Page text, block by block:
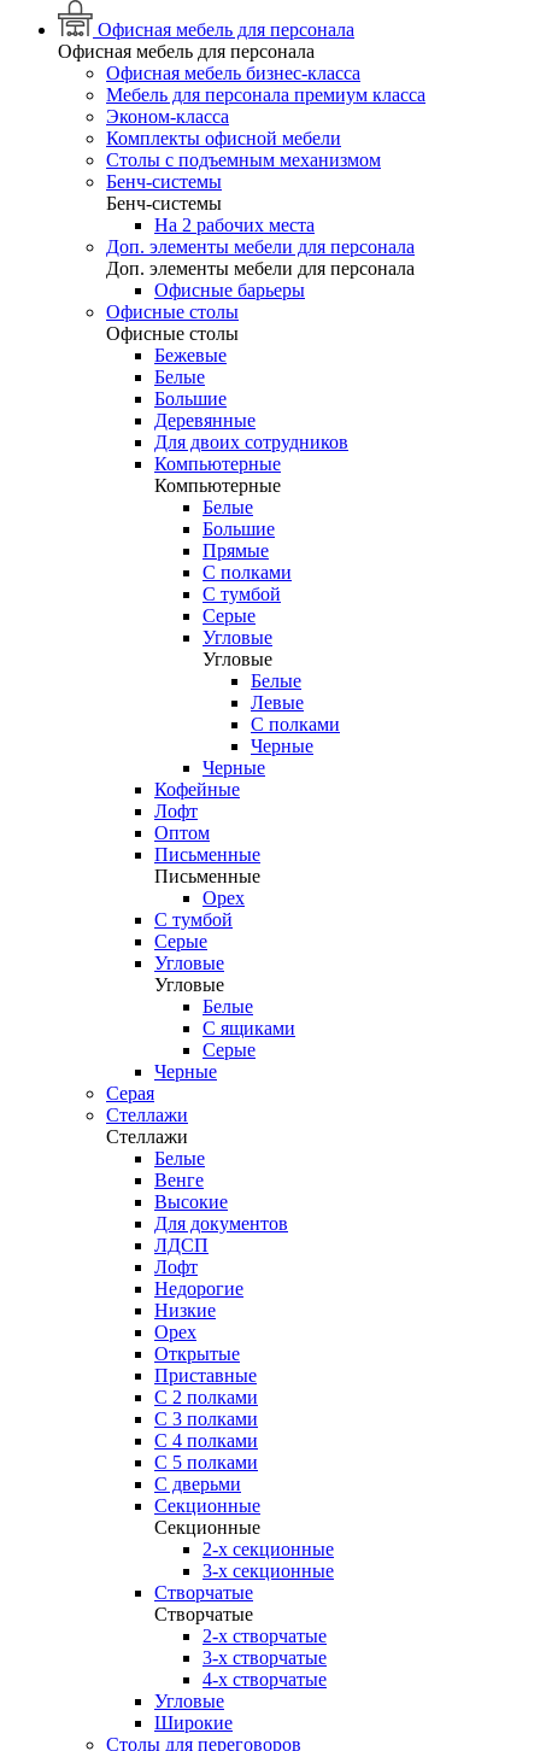
Офисная мебель для персонала
Офисная мебель для персонала
Офисная мебель бизнес-класса
Мебель для персонала премиум класса
Эконом-класса
Комплекты офисной мебели
Столы с подъемным механизмом
Бенч-системы
Бенч-системы
На 2 рабочих места
Доп. элементы мебели для персонала
Доп. элементы мебели для персонала
Офисные барьеры
Офисные столы
Офисные столы
Бежевые
Белые
Большие
Деревянные
Для двоих сотрудников
Компьютерные
Компьютерные
Белые
Большие
Прямые
С полками
С тумбой
Серые
Угловые
Угловые
Белые
Левые
С полками
Черные
Черные
Кофейные
Лофт
Оптом
Письменные
Письменные
Орех
С тумбой
Серые
Угловые
Угловые
Белые
С ящиками
Серые
Черные
Серая
Стеллажи
Стеллажи
Белые
Венге
Высокие
Для документов
ЛДСП
Лофт
Недорогие
Низкие
Орех
Открытые
Приставные
С 2 полками
С 3 полками
С 4 полками
С 5 полками
С дверьми
Секционные
Секционные
2-х секционные
3-х секционные
Створчатые
Створчатые
2-х створчатые
3-х створчатые
4-х створчатые
Угловые
Широкие
Столы для переговоров